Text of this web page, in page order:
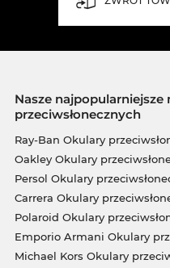
Nasze
przeciwsłonecznych
Ray-Ban Okulary
Oakley Okulary
Persol Okulary
Carrera Okulary
Polaroid Okulary
Emporio Armani Okulary
Michael Kors Okulary